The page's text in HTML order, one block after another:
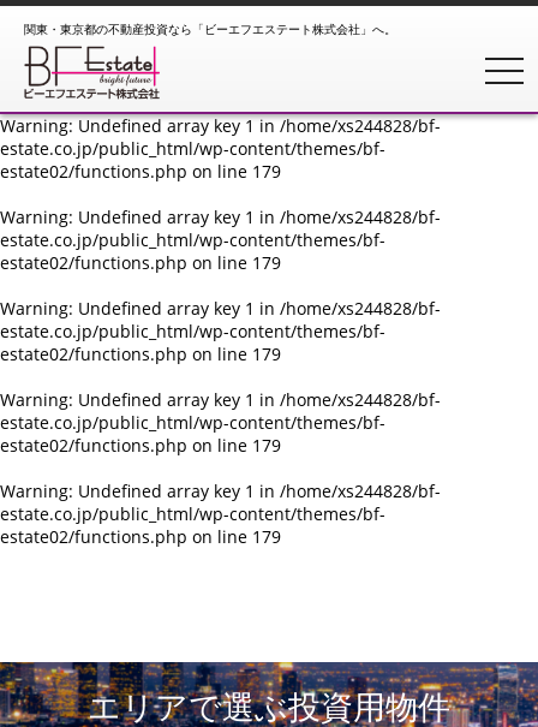
Warning: Undefined array key 1 in/home/xs244828/bf-
estate.co.jp/public_html/wp-content/themes/bf-
estate02/functions.php
Warning: Undefined array key 1 in/home/xs244828/bf-
estate.co.jp/public_html/wp-content/themes/bf-
estate02/functions.php on line 179
Warning: Undefined array key 1 in /home/xs244828/bf-
estate.co.jp/public_html/wp-content/themes/bf-
estate02/functions.php on line 179
Warning: Undefined array key 1 in /home/xs244828/bf-
estate.co.jp/public_html/wp-content/themes/bf-
estate02/functions.php on line 179
Warning: Undefined array key 1 in /home/xs244828/bf-
estate.co.jp/public_html/wp-content/themes/bf-
estate02/functions.php on line 179
Warning: Undefined array key 1 in /home/xs244828/bf-
estate.co.jp/public_html/wp-content/themes/bf-
estate02/functions.php on line 179
関東・東京都の不動産投資なら「ビーエフエステート株式会社」へ。
エリアで選ぶ投資用物件